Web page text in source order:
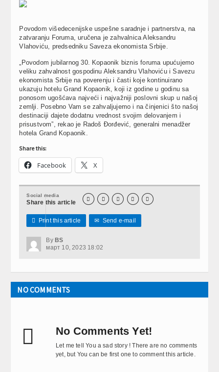
Povodom višedecenijske uspešne saradnje i partnerstva, na
zatvaranju Foruma, uručena je zahvalnica Aleksandru
Vlahoviću, predsedniku Saveza ekonomista Srbije.
„Povodom jubilarnog 30. Kopaonik biznis foruma upućujemo
veliku zahvalnost gospodinu Aleksandru Vlahoviću i Savezu
ekonomista Srbije na poverenju i časti koje kontinuirano
ukazuju hotelu Grand Kopaonik, koji iz godine u godinu sa
ponosom ugošćava najveći i najvažniji poslovni skup u našoj
zemlji. Posebno Vam se zahvaljujemo i na činjenici što našoj
destinaciji dajete dodatnu vrednost svojim delovanjem i
prisustvom”, rekao je Radoš Đorđević, generalni menadžer
hotela Grand Kopaonik.
Share this:
Facebook X
Social media
Share this article     
 Print this article ✉ Send e-mail
By BS
март 10, 2023 18:02
NO COMMENTS
 No Comments Yet!
Let me tell You a sad story ! There are no comments
yet, but You can be first one to comment this article.